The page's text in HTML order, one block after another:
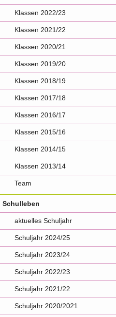
Klassen 2022/23
Klassen 2021/22
Klassen 2020/21
Klassen 2019/20
Klassen 2018/19
Klassen 2017/18
Klassen 2016/17
Klassen 2015/16
Klassen 2014/15
Klassen 2013/14
Team
Schulleben
aktuelles Schuljahr
Schuljahr 2024/25
Schuljahr 2023/24
Schuljahr 2022/23
Schuljahr 2021/22
Schuljahr 2020/2021